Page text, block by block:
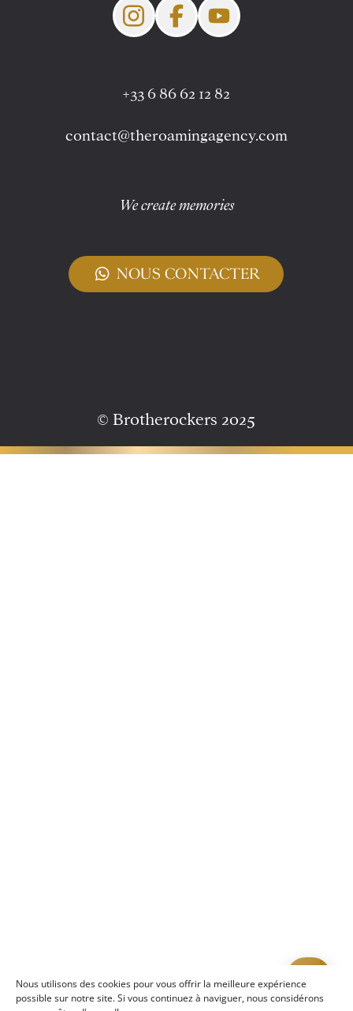
Nous utilisons des cookies pour vous offrir la meilleure expérience
possible sur notre site. Si vous continuez à naviguer, nous considérons
+33 6 86 62 12 82
contact@theroamingagency.com
We create memories
NOUS CONTACTER
© Brotherockers 2025